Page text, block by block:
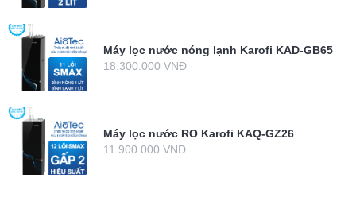
Máy lọc nước nóng lạnh Karofi KAD-GB65
18.300.000 VNĐ
Máy lọc nước RO Karofi KAQ-GZ26
11.900.000 VNĐ